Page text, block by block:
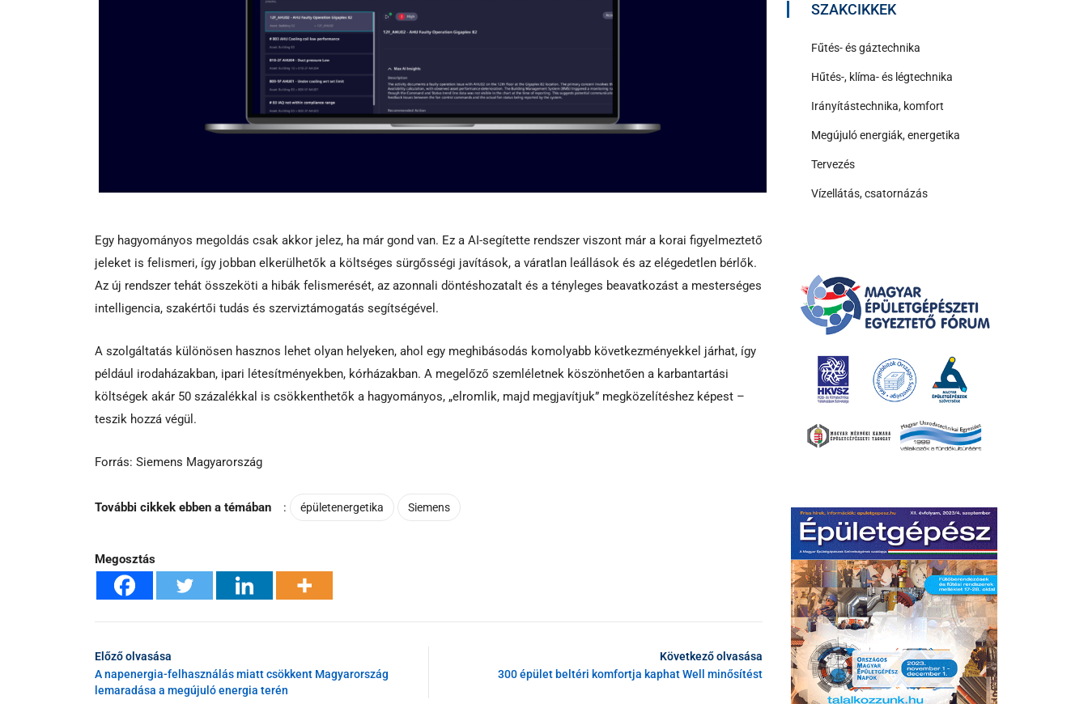
Egy hagyományos megoldás csak akkor jelez, ha már gond van. Ez a AI-segítette rendszer viszont már a korai figyelmeztető
jeleket is felismeri, így jobban elkerülhetők a költséges sürgősségi javítások, a váratlan leállások és az elégedetlen bérlők.
Az új rendszer tehát összeköti a hibák felismerését, az azonnali döntéshozatalt és a tényleges beavatkozást a mesterséges
intelligencia, szakértői tudás és szerviztámogatás segítségével.
A szolgáltatás különösen hasznos lehet olyan helyeken, ahol egy meghibásodás komolyabb következményekkel járhat, így
például irodaházakban, ipari létesítményekben, kórházakban. A megelőző szemléletnek köszönhetően a karbantartási
költségek akár 50 százalékkal is csökkenthetők a hagyományos, „elromlik, majd megjavítjuk” megközelítéshez képest –
teszik hozzá végül.
Forrás: Siemens Magyarország
További cikkek ebben a témában : épületenergetika Siemens
Megosztás
Előző olvasása
A napenergia-felhasználás miatt csökkent Magyarország
lemaradása a megújuló energia terén
Következő olvasása
300 épület beltéri komfortja kaphat Well minősítést
SZAKCIKKEK
Fűtés- és gáztechnika
Hűtés-, klíma- és légtechnika
Irányítástechnika, komfort
Megújuló energiák, energetika
Tervezés
Vízellátás, csatornázás